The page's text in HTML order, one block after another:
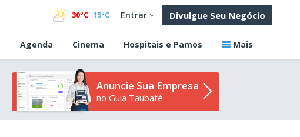
30ºC 15ºC Entrar Divulgue Seu Negócio
Agenda Cinema Hospitais e Pamos Mais
Anuncie Sua Empresa
no Guia Taubaté